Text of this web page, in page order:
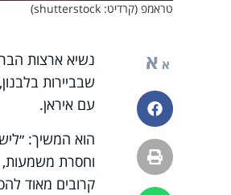
טראמפ (קרדיט: shutterstock)
א א
פייסבוק
הדפסה
נשיא ארצות
שבביירות
עם איראן.
הוא המשיך:
וחסרת
קרובים מאוד